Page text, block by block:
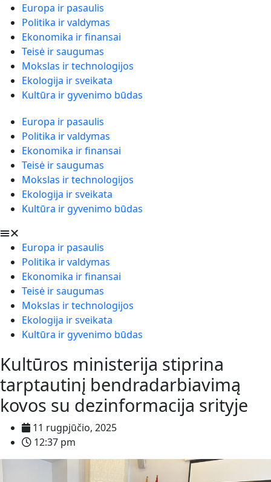
Europa ir pasaulis
Politika ir valdymas
Ekonomika ir finansai
Teisė ir saugumas
Mokslas ir technologijos
Ekologija ir sveikata
Kultūra ir gyvenimo būdas
Europa ir pasaulis
Politika ir valdymas
Ekonomika ir finansai
Teisė ir saugumas
Mokslas ir technologijos
Ekologija ir sveikata
Kultūra ir gyvenimo būdas
Europa ir pasaulis
Politika ir valdymas
Ekonomika ir finansai
Teisė ir saugumas
Mokslas ir technologijos
Ekologija ir sveikata
Kultūra ir gyvenimo būdas
Kultūros ministerija stiprina
tarptautinį bendradarbiavimą
kovos su dezinformacija srityje
11 rugpjūčio, 2025
12:37 pm